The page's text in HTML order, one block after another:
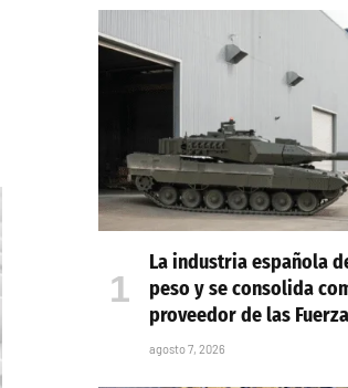
La industria española
peso y se consolida
proveedor de las
agosto 7, 2026